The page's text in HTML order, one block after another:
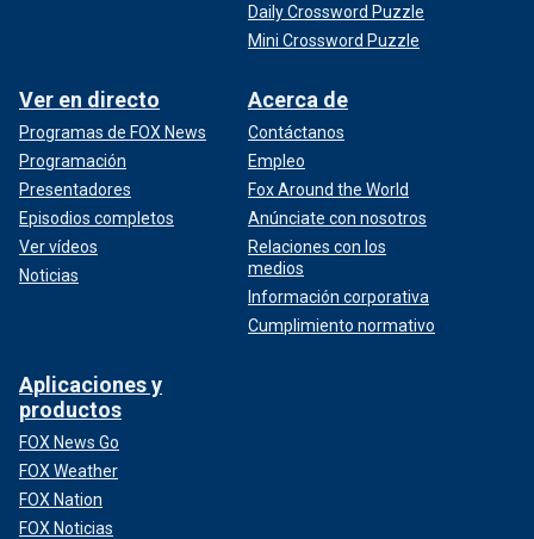
Daily Crossword Puzzle
Mini Crossword Puzzle
Ver en directo
Programas de FOX News
Programación
Presentadores
Episodios completos
Ver vídeos
Noticias
Acerca de
Contáctanos
Empleo
Fox Around the World
Anúnciate con nosotros
Relaciones con los
medios
Información corporativa
Cumplimiento normativo
Aplicaciones y
productos
FOX News Go
FOX Weather
FOX Nation
FOX Noticias